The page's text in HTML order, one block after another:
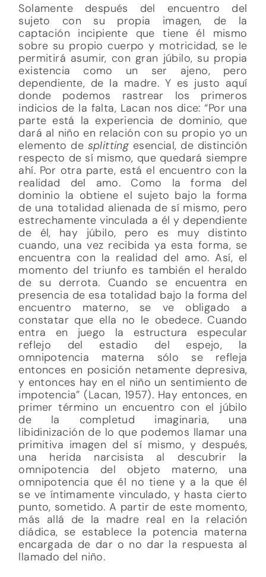
Solamente después del encuentro del
sujeto con su propia imagen, de la
captación incipiente que tiene él mismo
sobre su propio cuerpo y motricidad, se le
permitirá asumir, con gran júbilo, su propia
existencia como un ser ajeno, pero
dependiente, de la madre. Y es justo aquí
donde podemos rastrear los primeros
indicios de la falta, Lacan nos dice: “Por una
parte está la experiencia de dominio, que
dará al niño en relación con su propio yo un
elemento de splitting esencial, de distinción
respecto de sí mismo, que quedará siempre
ahí. Por otra parte, está el encuentro con la
realidad del amo. Como la forma del
dominio la obtiene el sujeto bajo la forma
de una totalidad alienada de sí mismo, pero
estrechamente vinculada a él y dependiente
de él, hay júbilo, pero es muy distinto
cuando, una vez recibida ya esta forma, se
encuentra con la realidad del amo. Así, el
momento del triunfo es también el heraldo
de su derrota. Cuando se encuentra en
presencia de esa totalidad bajo la forma del
encuentro materno, se ve obligado a
constatar que ella no le obedece. Cuando
entra en juego la estructura especular
reflejo del estadio del espejo, la
omnipotencia materna sólo se refleja
entonces en posición netamente depresiva,
y entonces hay en el niño un sentimiento de
impotencia” (Lacan, 1957). Hay entonces, en
primer término un encuentro con el júbilo
de la completud imaginaria, una
libidinización de lo que podemos llamar una
primitiva imagen del sí mismo, y después,
una herida narcisista al descubrir la
omnipotencia del objeto materno, una
omnipotencia que él no tiene y a la que él
se ve íntimamente vinculado, y hasta cierto
punto, sometido. A partir de este momento,
más allá de la madre real en la relación
diádica, se establece la potencia materna
encargada de dar o no dar la respuesta al
llamado del niño.